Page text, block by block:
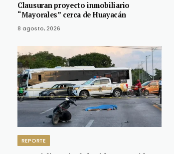
Clausuran proyecto inmobiliario
“Mayorales” cerca de Huayacán
8 agosto, 2026
REPORTE